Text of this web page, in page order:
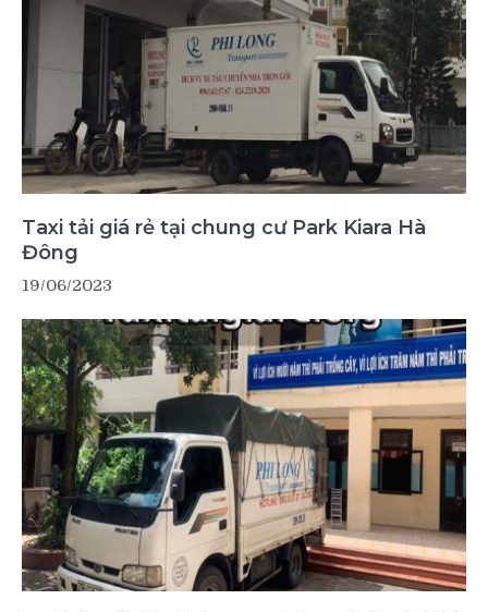
Taxi tải giá rẻ tại chung cư Park Kiara Hà
Đông
19/06/2023